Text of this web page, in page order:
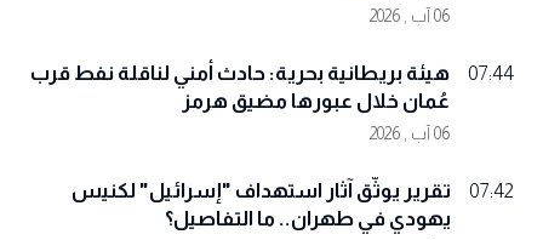
06 آب , 2026
07:44
هيئة بريطانية بحرية: حادث أمني لناقلة نفط قرب
عُمان خلال عبورها مضيق هرمز
06 آب , 2026
07:42
تقرير يوثّق آثار استهداف "إسرائيل" لكنيس
يهودي في طهران.. ما التفاصيل؟